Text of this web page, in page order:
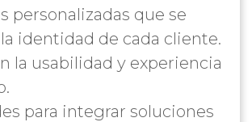
personalizadas que se
identidad de cada cliente.
la usabilidad y experiencia
para integrar soluciones